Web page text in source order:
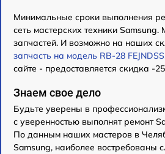
Минимальные сроки выполнения
сеть мастерских техники
запчастей. И возможно на наших
запчасть на модель RB-28 FEJNDSS
сайте - предоставляется скидка -
Знаем свое дело
Будьте уверены в
с уверенностью выполнят ремонт
По данным наших мастеров в
Samsung, наиболее востребованы